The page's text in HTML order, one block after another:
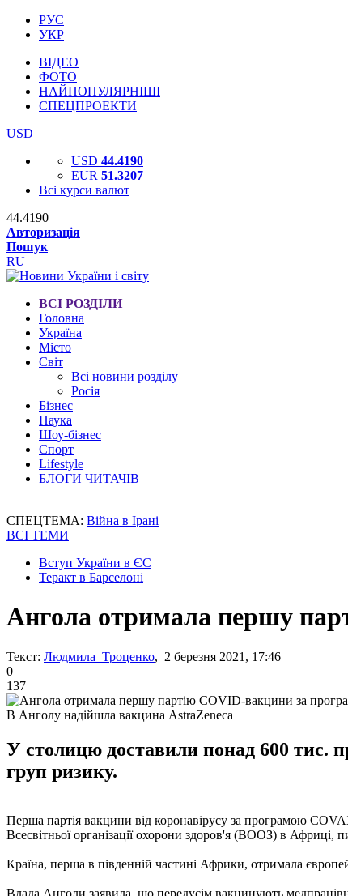
РУС
УКР
ВІДЕО
ФОТО
НАЙПОПУЛЯРНІШІ
СПЕЦПРОЕКТИ
USD
USD 44.4190
EUR 51.3207
Всі курси валют
44.4190
Авторизація
Пошук
RU
ВСІ РОЗДІЛИ
Головна
Україна
Місто
Світ
Всі новини розділу
Росія
Бізнес
Наука
Шоу-бізнес
Спорт
Lifestyle
БЛОГИ ЧИТАЧІВ
СПЕЦТЕМА: Війна в Ірані
ВСІ ТЕМИ
Вступ України в ЄС
Теракт в Барселоні
Ангола отримала першу
Текст: Людмила Троценко, 2 березня 2021, 17:46
0
137
В Анголу надійшла вакцина AstraZeneca
У столицю доставили понад 600 тис.
груп ризику.
Перша партія вакцини від коронавірусу за програмою
Всесвітньої організації охорони здоров'я (ВООЗ) в Африці,
Країна, перша в південній частині Африки, отримала
Влада Анголи заявила, що передусім вакцинують